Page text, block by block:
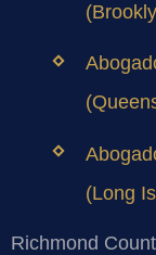
(Long
Richmond